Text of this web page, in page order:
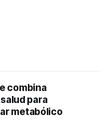
combina
para
metabólico